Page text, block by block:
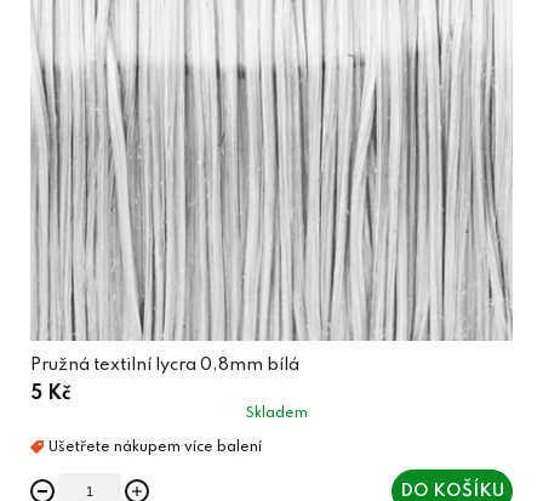
Pružná textilní lycra 0,8mm bílá
5 Kč
Skladem
DO KOŠÍKU